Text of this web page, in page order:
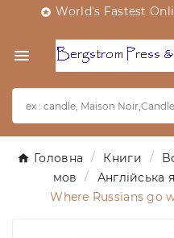
 World's Fastest

Головна Книги
мов
Англійська
Where Russians go